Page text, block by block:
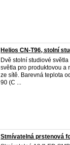
Helios CN-T96, stolní
Dvě stolní studiové
světla pro produktovou a
ze sítě. Barevná teplota
90 (C ...
Stmívatelná prstenová